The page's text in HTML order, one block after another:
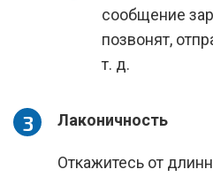
сообщение
позвонят,
т. д.
Лаконичность
Откажитесь от